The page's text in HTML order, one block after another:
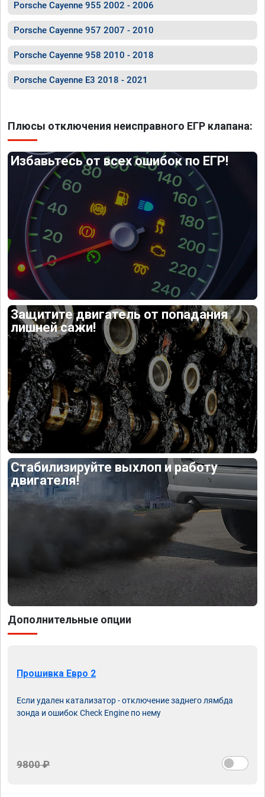
Porsche Cayenne 955 2002 - 2006
Porsche Cayenne 957 2007 - 2010
Porsche Cayenne 958 2010 - 2018
Porsche Cayenne E3 2018 - 2021
Плюсы отключения неисправного ЕГР клапана:
Избавьтесь от всех ошибок по ЕГР!
Защитите двигатель от попадания
лишней сажи!
Стабилизируйте выхлоп и работу
двигателя!
Дополнительные опции
Прошивка Евро 2
Если удален катализатор - отключение заднего лямбда
зонда и ошибок Check Engine по нему
9800 ₽